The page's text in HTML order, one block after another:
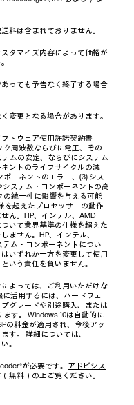
料は含まれておりません。
タマイズ内容によって価格が
っても予告なく終了する場合
変更となる場合があります。
トウェア使用許諾契約書
ク周波数ならびに電圧、その
ムの安定、ならびにシステム
ントのライフサイクルの減
ーネントのエラー、(3) シス
システム・コンポーネントの高
の統一性に影響を与える可能
を超えたプロセッサーの動作
ん。HP、インテル、AMD
いて業界基準の仕様を超えた
ません。HP、インテル、
ム・コンポーネントについ
いずれか一方を変更して使用
いう責任を負いません。
よっては、ご利用いただけな
活用するには、ハードウェ
グレードや別途購入、または
す。 Windows 10は自動的に
の料金が適用され、今後アッ
す。 詳細については、
。
が必要です。 アドビシス
無料）の上ご覧ください。